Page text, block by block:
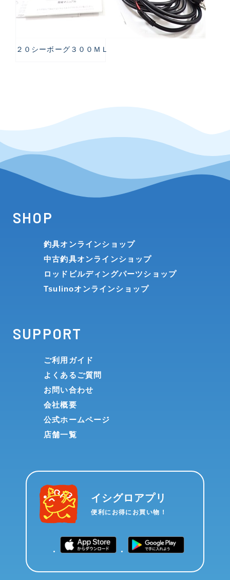
２０シーボーグ３００ＭＬ
SHOP
釣具オンラインショップ
中古釣具オンラインショップ
ロッドビルディングパーツショップ
Tsulinoオンラインショップ
SUPPORT
ご利用ガイド
よくあるご質問
お問い合わせ
会社概要
公式ホームページ
店舗一覧
イシグロアプリ
便利にお得にお買い物！